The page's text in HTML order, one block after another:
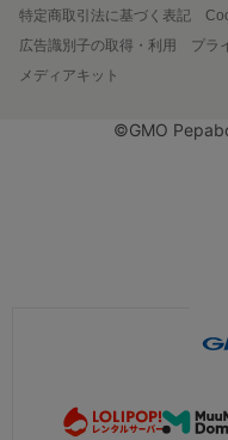
特定商取引法に基づく表記
広告識別子の取得・利用
プラ
メディアキット
©GMO